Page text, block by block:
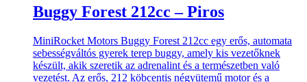
Buggy Forest 212cc – Piros
MiniRocket Motors Buggy Forest 212cc egy erős, automata
sebességváltós gyerek terep buggy, amely kis vezetőknek
készült, akik szeretik az adrenalint és a természetben való
vezetést. Az erős, 212 köbcentis négyütemű motor és a